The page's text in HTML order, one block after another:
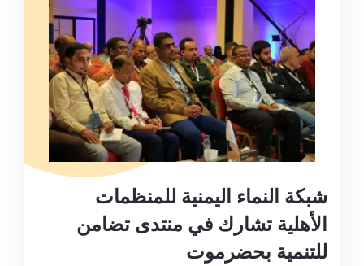
شبكة النماء اليمنية للمنظمات
الأهلية تشارك في منتدى تضامن
للتنمية بحضرموت